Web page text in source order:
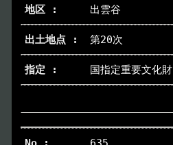
出雲谷
第20次
国指定重要文化財